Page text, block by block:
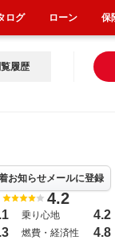
履歴
お知らせメールに登録
4.2
乗り心地 4.2
燃費・経済性 4.8
ログ ローン 保